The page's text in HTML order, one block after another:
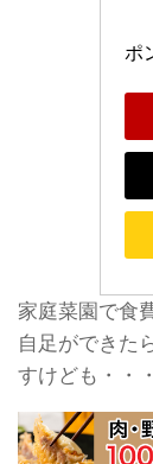
ポ
家庭菜園で食
自足ができた
すけども・・・